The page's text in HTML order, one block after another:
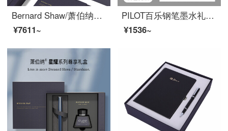
Bernard Shaw/萧伯纳钢笔灯塔墨水套装礼盒男士高档商务办公女生专用定制刻字复古生日礼物送礼 凛冬灰【尊享礼盒】 F尖0.6mm
¥7611~
PILOT百乐钢笔墨水礼盒套装FP-MR2 78g升级版88g金属钢笔学生书法练字成人办公送礼用 MR2·白色虎纹·礼盒 F尖 旋转上墨器
¥1536~